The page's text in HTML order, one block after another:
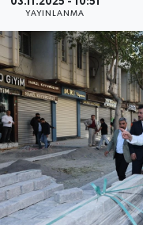
03.11.2025 - 10:51
YAYINLANMA